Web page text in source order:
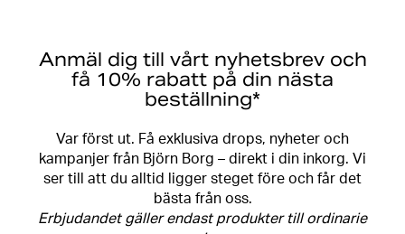
Anmäl dig till vårt nyhetsbrev och
få 10% rabatt på din nästa
beställning*
Var först ut. Få exklusiva drops, nyheter och
kampanjer från Björn Borg – direkt i din inkorg. Vi
ser till att du alltid ligger steget före och får det
bästa från oss.
Erbjudandet gäller endast produkter till ordinarie